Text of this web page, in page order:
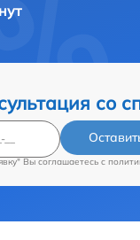
со
Вы соглашаетесь c